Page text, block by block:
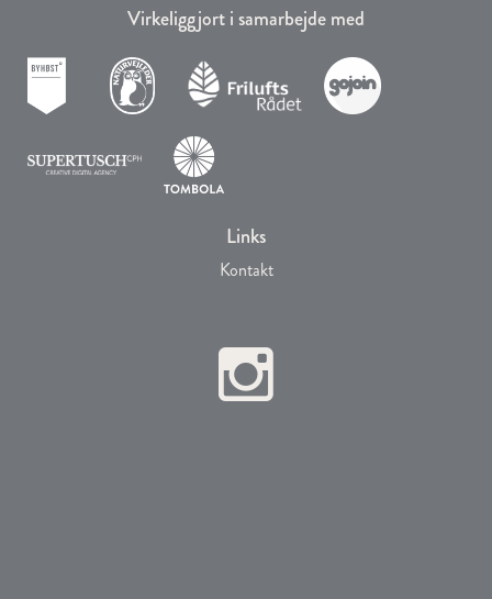
Virkeliggjort i samarbejde med
Links
Kontakt